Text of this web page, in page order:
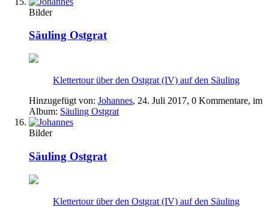
Bilder
Säuling Ostgrat
Klettertour über den Ostgrat (IV) auf den Säuling
Hinzugefügt von: Johannes, 24. Juli 2017, 0 Kommentare, im
Album: Säuling Ostgrat
Bilder
Säuling Ostgrat
Klettertour über den Ostgrat (IV) auf den Säuling